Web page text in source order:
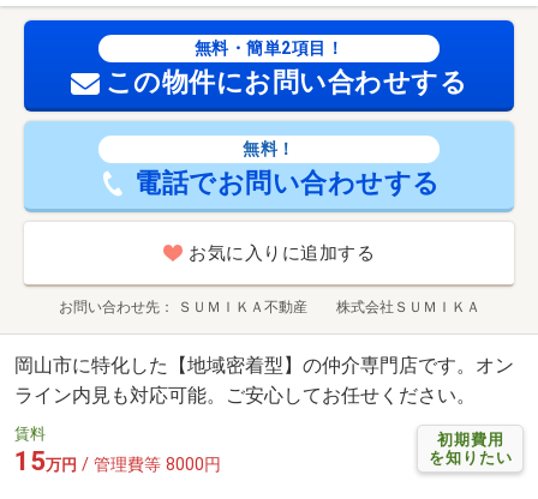
無料・簡単2項目！
この物件にお問い合わせする
無料！
電話でお問い合わせする
お気に入りに追加する
お問い合わせ先 ＳＵＭＩＫＡ不動産 株式会社ＳＵＭＩＫＡ
岡山市に特化した【地域密着型】の仲介専門店です。オン
ライン内見も対応可能。ご安心してお任せください。
初期費用
を知りたい
賃料
15万円 / 管理費等 8000円